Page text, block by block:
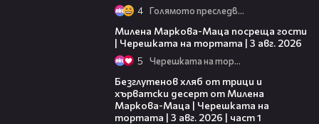
4 Голямото преследване
Милена Маркова-Маца посреща гости
| Черешката на тортата | 3 авг. 2026
5 Черешката на тортата
Безглутенов хляб от трици и
хърватски десерт от Милена
Маркова-Маца | Черешката на
тортата | 3 авг. 2026 | част 1